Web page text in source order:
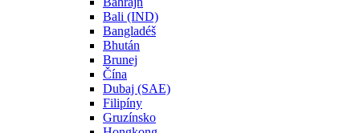
Bali (IND)
Bangladéš
Bhután
Brunej
Čína
Dubaj (SAE)
Filipíny
Gruzínsko